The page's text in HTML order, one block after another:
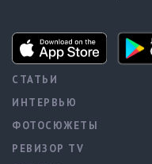
СТАТЬИ
ИНТЕРВЬЮ
ФОТОСЮЖЕТЫ
РЕВИЗОР TV